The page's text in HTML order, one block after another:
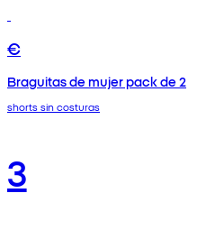
€
Braguitas de mujer pack de 2
shorts sin costuras
3